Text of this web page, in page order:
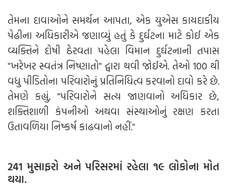
તેમના દાવાઓને સમર્થન આપતા, એક યુએસ કાયદાકીય
પેઢીના અધિકારીએ જણાવ્યું હતું કે દુર્ઘટના માટે કોઈ એક
વ્યક્તિને દોષી ઠેરવતા પહેલા વિમાન દુર્ઘટનાની તપાસ
"ખરેખર સ્વતંત્ર નિષ્ણાતો" દ્વારા થવી જોઈએ. તેઓ 100 થી
વધુ પીડિતોના પરિવારોનું પ્રતિનિધિત્વ કરવાનો દાવો કરે છે.
તેમણે કહ્યું, "પરિવારોને સત્ય જાણવાનો અધિકાર છે,
શક્તિશાળી કંપનીઓ અથવા સંસ્થાઓનું રક્ષણ કરતા
ઉતાવળિયા નિષ્કર્ષ કાઢવાનો નહીં."
241 મુસાફરો અને પરિસરમાં રહેલા ૧૯ લોકોના મોત
થયા.